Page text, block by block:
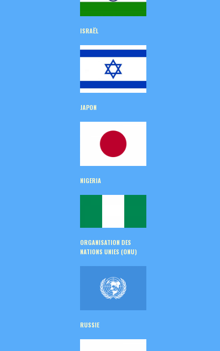
ISRAËL
JAPON
NIGERIA
ORGANISATION DES
NATIONS UNIES (ONU)
RUSSIE